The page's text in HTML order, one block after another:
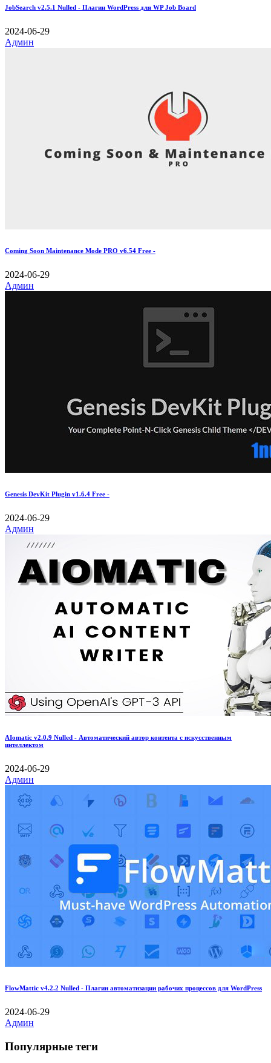
JobSearch v2.5.1 Nulled - Плагин WordPress для WP Job Board
2024-06-29
Админ
Coming Soon Maintenance Mode PRO v6.54 Free -
2024-06-29
Админ
Genesis DevKit Plugin v1.6.4 Free -
2024-06-29
Админ
AIomatic v2.0.9 Nulled - Автоматический автор контента с искусственным
интеллектом
2024-06-29
Админ
FlowMattic v4.2.2 Nulled - Плагин автоматизации рабочих процессов для WordPress
2024-06-29
Админ
Популярные теги